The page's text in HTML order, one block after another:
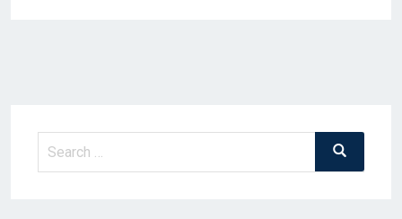
Search
Search